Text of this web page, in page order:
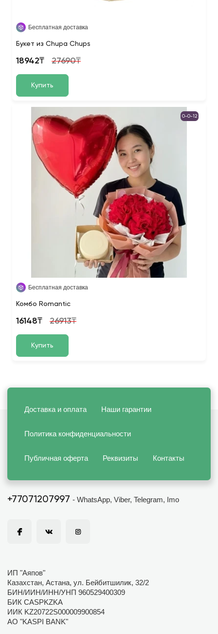
Бесплатная доставка
Букет из Chupa Chups
18942₸ 27690₸
Купить
0-0-12
Бесплатная доставка
Комбо Romantic
16148₸ 26913₸
Купить
Доставка и оплата Наши гарантии
Политика конфиденциальности
Публичная оферта Реквизиты Контакты
+77071207997 - WhatsApp, Viber, Telegram, Imo
ИП "Аяпов"
Казахстан, Астана, ул. Бейбитшилик, 32/2
БИН/ИИН/ИНН/УНП 960529400309
БИК CASPKZKA
ИИК KZ20722S000009900854
АО "KASPI BANK"